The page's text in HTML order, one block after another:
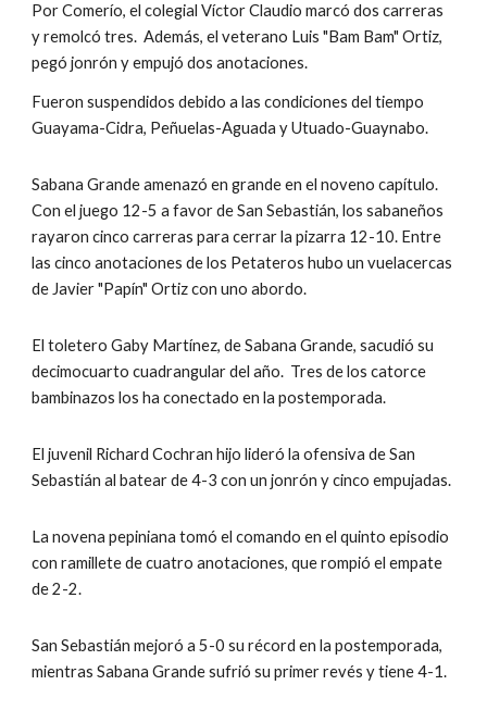
Por Comerío, el colegial Víctor Claudio marcó dos carreras
y remolcó tres.  Además, el veterano Luis "Bam Bam" Ortiz,
pegó jonrón y empujó dos anotaciones.
Fueron suspendidos debido a las condiciones del tiempo
Guayama-Cidra, Peñuelas-Aguada y Utuado-Guaynabo.
Sabana Grande amenazó en grande en el noveno capítulo.
Con el juego 12-5 a favor de San Sebastián, los sabaneños
rayaron cinco carreras para cerrar la pizarra 12-10. Entre
las cinco anotaciones de los Petateros hubo un vuelacercas
de Javier "Papín" Ortiz con uno abordo.
El toletero Gaby Martínez, de Sabana Grande, sacudió su
decimocuarto cuadrangular del año.  Tres de los catorce
bambinazos los ha conectado en la postemporada.
El juvenil Richard Cochran hijo lideró la ofensiva de San
Sebastián al batear de 4-3 con un jonrón y cinco empujadas.
La novena pepiniana tomó el comando en el quinto episodio
con ramillete de cuatro anotaciones, que rompió el empate
de 2-2.
San Sebastián mejoró a 5-0 su récord en la postemporada,
mientras Sabana Grande sufrió su primer revés y tiene 4-1.